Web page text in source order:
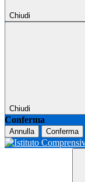
Chiudi
Chiudi
Conferma
Annulla Conferma